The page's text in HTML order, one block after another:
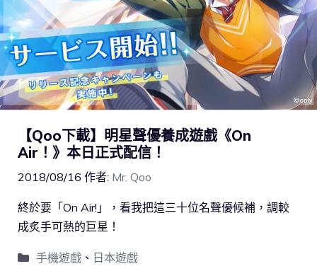
【Qoo下載】明星聲優養成遊戲《On
Air！》本日正式配信！
2018/08/16 作者: Mr. Qoo
終於要「On Air!」，看我把這三十位名聲優候補，調較
成炙手可熱的巨星！
手機遊戲、 日本遊戲